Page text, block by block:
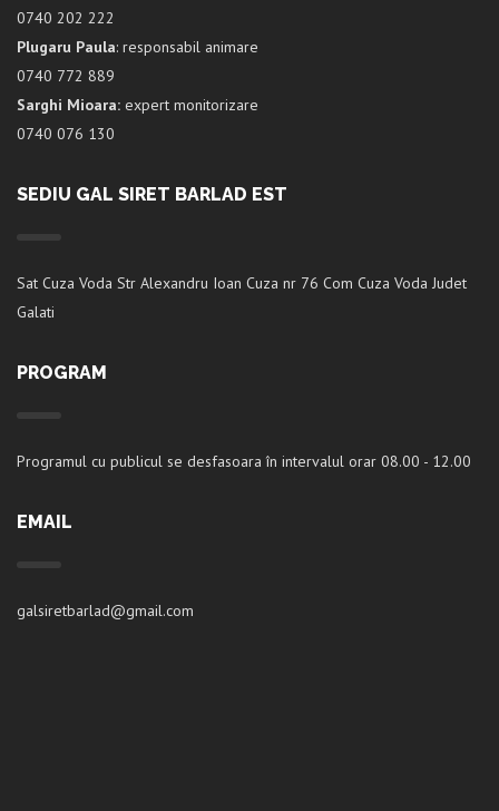
0740 202 222
Plugaru Paula: responsabil animare
0740 772 889
Sarghi Mioara: expert monitorizare
0740 076 130
SEDIU GAL SIRET BARLAD EST
Sat Cuza Voda Str Alexandru Ioan Cuza nr 76 Com Cuza Voda Judet
Galati
PROGRAM
Programul cu publicul se desfasoara în intervalul orar 08.00 - 12.00
EMAIL
galsiretbarlad@gmail.com